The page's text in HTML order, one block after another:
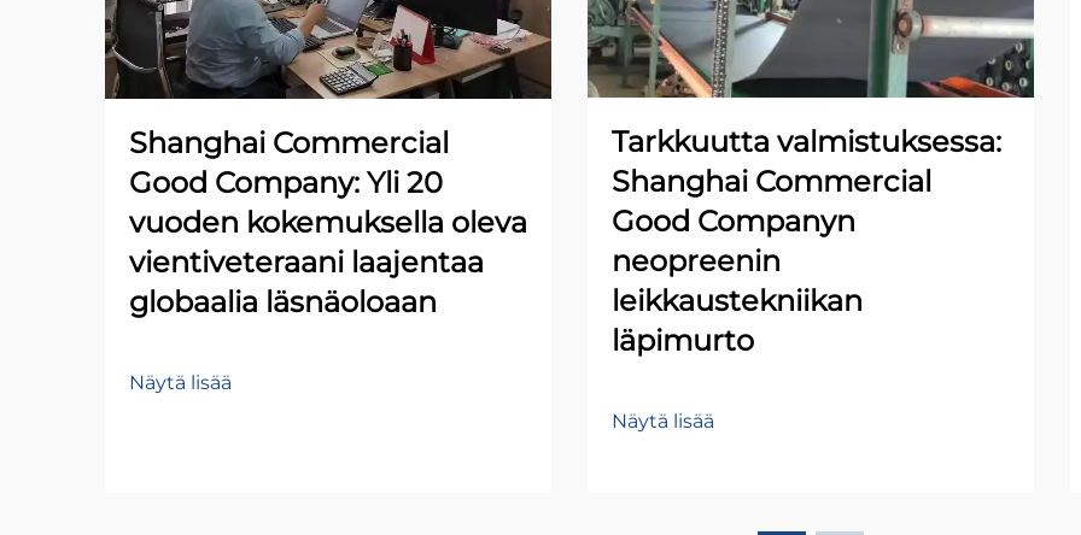
Shanghai Commercial
Good Company: Yli 20
vuoden kokemuksella oleva
vientiveteraani laajentaa
globaalia läsnäoloaan
Näytä lisää
Tarkkuutta valmistuksessa:
Shanghai Commercial
Good Companyn
neopreenin
leikkaustekniikan
läpimurto
Näytä lisää